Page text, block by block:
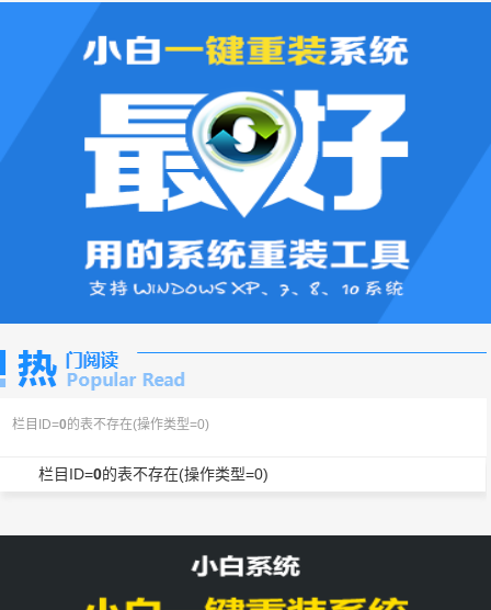
栏目ID=0的表不存在(操作类型=0)
栏目ID=0的表不存在(操作类型=0)